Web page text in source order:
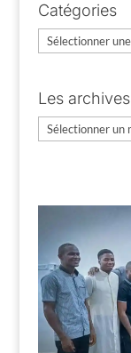
Catégories
Catégories
Les archives
Les